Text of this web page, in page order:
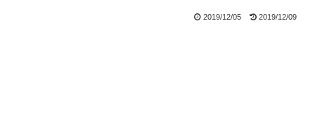
2019/12/05 2019/12/09